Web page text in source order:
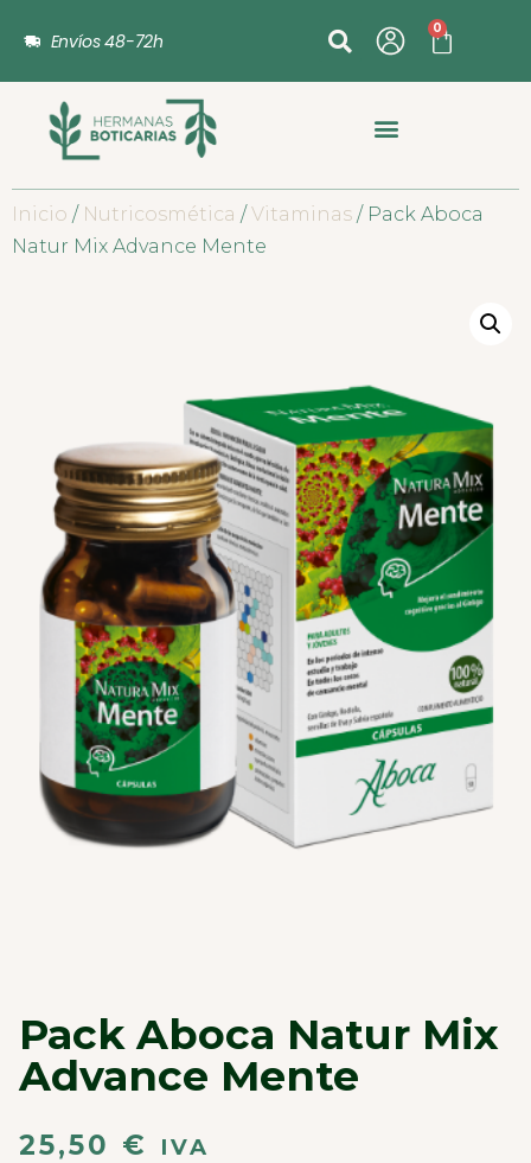
Envíos 48-72h
0
Inicio / Nutricosmética /Vitaminas / Pack Aboca
Natur Mix Advance Mente
Pack Aboca Natur Mix
Advance Mente
25,50 € IVA